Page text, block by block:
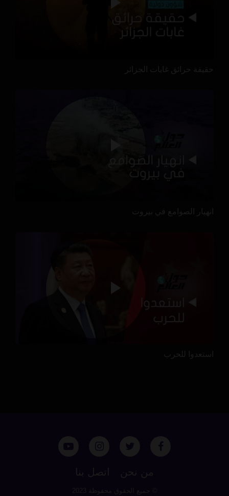
حقيقة حرائق غابات الجزائر
انهيار الصوامع في بيروت
استعدوا للحرب